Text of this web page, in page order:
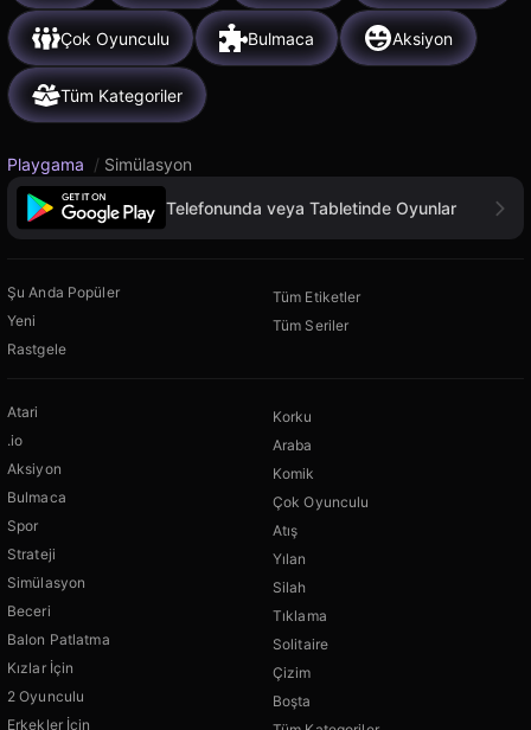
Çok Oyunculu Bulmaca Aksiyon
Tüm Kategoriler
Playgama / Simülasyon
Telefonunda veya Tabletinde Oyunlar
Şu Anda Popüler
Yeni
Rastgele
Tüm Etiketler
Tüm Seriler
Atari
.io
Aksiyon
Bulmaca
Spor
Strateji
Simülasyon
Beceri
Balon Patlatma
Kızlar İçin
2 Oyunculu
Erkekler İçin
Korku
Araba
Komik
Çok Oyunculu
Atış
Yılan
Silah
Tıklama
Solitaire
Çizim
Boşta